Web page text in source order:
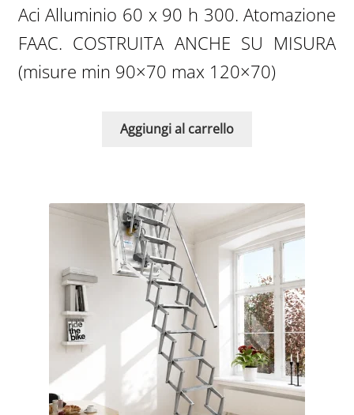
Aci Alluminio 60 x 90 h 300. Atomazione
FAAC. COSTRUITA ANCHE SU MISURA
(misure min 90×70 max 120×70)
Aggiungi al carrello